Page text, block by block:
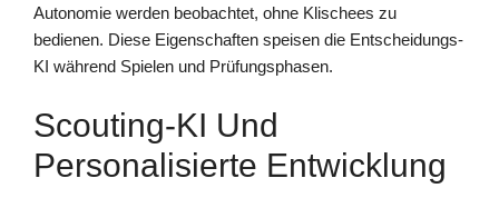
Autonomie werden beobachtet, ohne Klischees zu
bedienen. Diese Eigenschaften speisen die Entscheidungs-
KI während Spielen und Prüfungsphasen.
Scouting-KI Und
Personalisierte Entwicklung